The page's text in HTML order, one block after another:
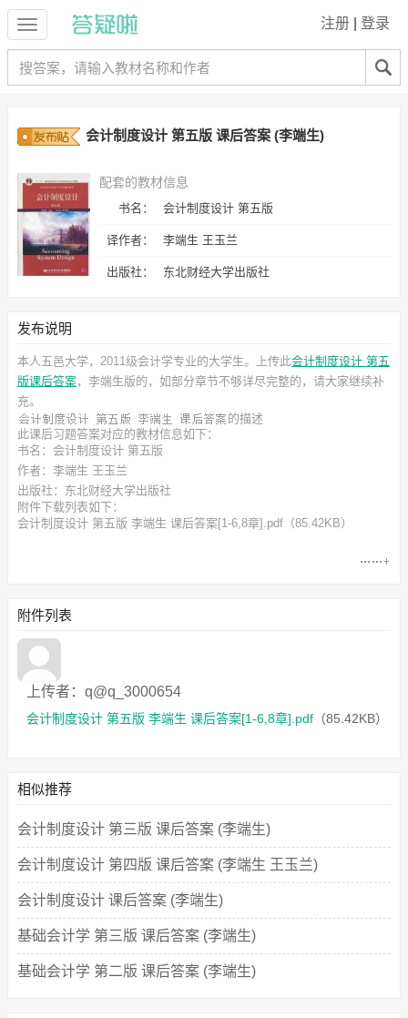
注册 登录
会计制度设计 第五版 课后答案 (李端生)
配套的教材信息
书名： 会计制度设计 第五版
译作者： 李端生 王玉兰
出版社： 东北财经大学出版社
发布说明
本人五邑大学，2011级会计学专业的大学生。上传此会计制度设计 第五
版课后答案，李端生版的，如部分章节不够详尽完整的，请大家继续补
充。
的描述
此课后习题答案对应的教材信息如下：
书名：会计制度设计 第五版
作者：李端生 王玉兰
出版社：东北财经大学出版社
附件下载列表如下：
会计制度设计 第五版 李端生 课后答案[1-6,8章].pdf （85.42KB）
附件列表
上传者：q@q_3000654
会计制度设计 第五版 李端生 课后答案[1-6,8章].pdf （85.42KB）
相似推荐
会计制度设计 第三版 课后答案 (李端生)
会计制度设计 第四版 课后答案 (李端生 王玉兰)
会计制度设计 课后答案 (李端生)
基础会计学 第三版 课后答案 (李端生)
基础会计学 第二版 课后答案 (李端生)